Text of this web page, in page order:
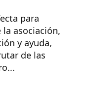
para
asociación,
y ayuda,
de las